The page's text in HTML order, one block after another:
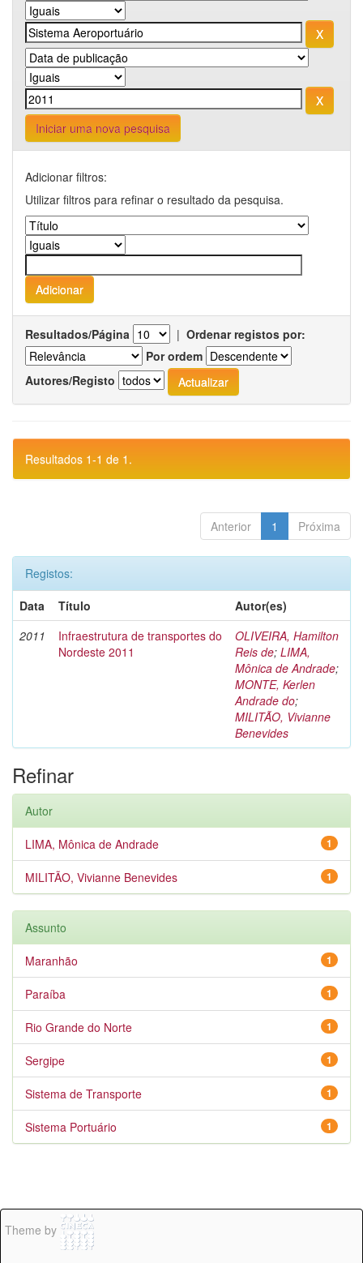
Iniciar uma nova pesquisa
Adicionar filtros:
Utilizar filtros para refinar o resultado da pesquisa.
Resultados/Página | Ordenar registos por:
Por ordem
Autores/Registo
Resultados 1-1 de 1.
Anterior 1 Próxima
Registos:
Data
Título
Autor(es)
2011
Infraestrutura de transportes do
Nordeste 2011
OLIVEIRA, Hamilton
Reis de; LIMA,
Mônica de Andrade;
MONTE, Kerlen
Andrade do;
MILITÃO, Vivianne
Benevides
Refinar
Autor
1
LIMA, Mônica de Andrade
1
MILITÃO, Vivianne Benevides
Assunto
1
Maranhão
1
Paraíba
1
Rio Grande do Norte
1
Sergipe
1
Sistema de Transporte
1
Sistema Portuário
Theme by